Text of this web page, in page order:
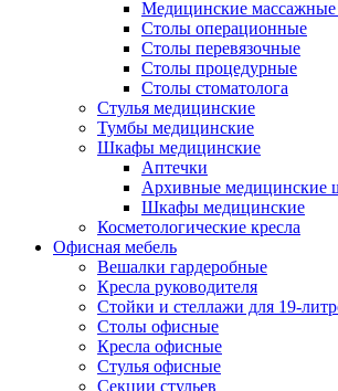
Медицинские массажные
Столы операционные
Столы перевязочные
Столы процедурные
Столы стоматолога
Стулья медицинские
Тумбы медицинские
Шкафы медицинские
Аптечки
Архивные медицинские
Шкафы медицинские
Косметологические кресла
Офисная мебель
Вешалки гардеробные
Кресла руководителя
Стойки и стеллажи для 19-
Столы офисные
Кресла офисные
Стулья офисные
Секции стульев